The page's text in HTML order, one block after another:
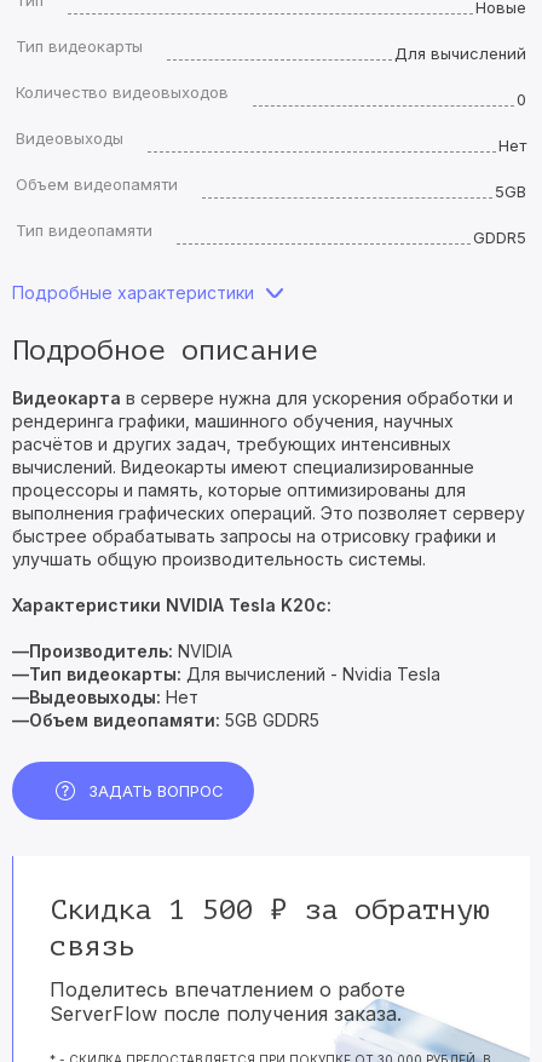
Новые
Тип видеокарты
Для вычислений
Количество видеовыходов
0
Видеовыходы
Нет
Объем видеопамяти
5GB
Тип видеопамяти
GDDR5
Подробные характеристики
Подробное описание
Видеокарта в сервере нужна для ускорения обработки и
рендеринга графики, машинного обучения, научных
расчётов и других задач, требующих интенсивных
вычислений. Видеокарты имеют специализированные
процессоры и память, которые оптимизированы для
выполнения графических операций. Это позволяет серверу
быстрее обрабатывать запросы на отрисовку графики и
улучшать общую производительность системы.
Характеристики NVIDIA Tesla K20c:
—Производитель: NVIDIA
—Тип видеокарты: Для вычислений - Nvidia Tesla
—Выдеовыходы: Нет
—Объем видеопамяти: 5GB GDDR5
ЗАДАТЬ ВОПРОС
Скидка 1 500 ₽ за обратную
связь
Поделитесь впечатлением о работе
ServerFlow после получения заказа.